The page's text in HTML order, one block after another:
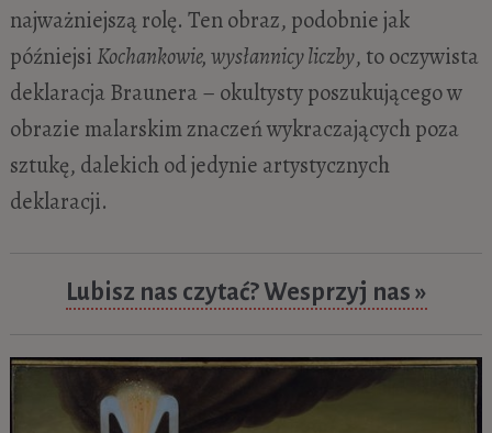
najważniejszą rolę. Ten obraz, podobnie jak
późniejsi Kochankowie, wysłannicy liczby, to oczywista
deklaracja Braunera – okultysty poszukującego w
obrazie malarskim znaczeń wykraczających poza
sztukę, dalekich od jedynie artystycznych
deklaracji.
Lubisz nas czytać? Wesprzyj nas »